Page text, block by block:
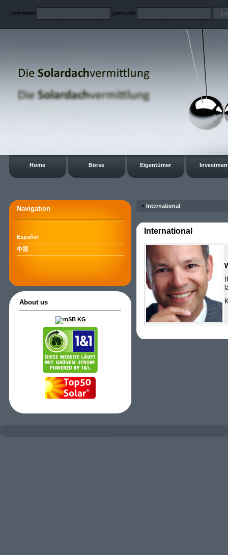
username passwort
Home Börse Eigentümer
Navigation
Español
中国
About us
» International
International